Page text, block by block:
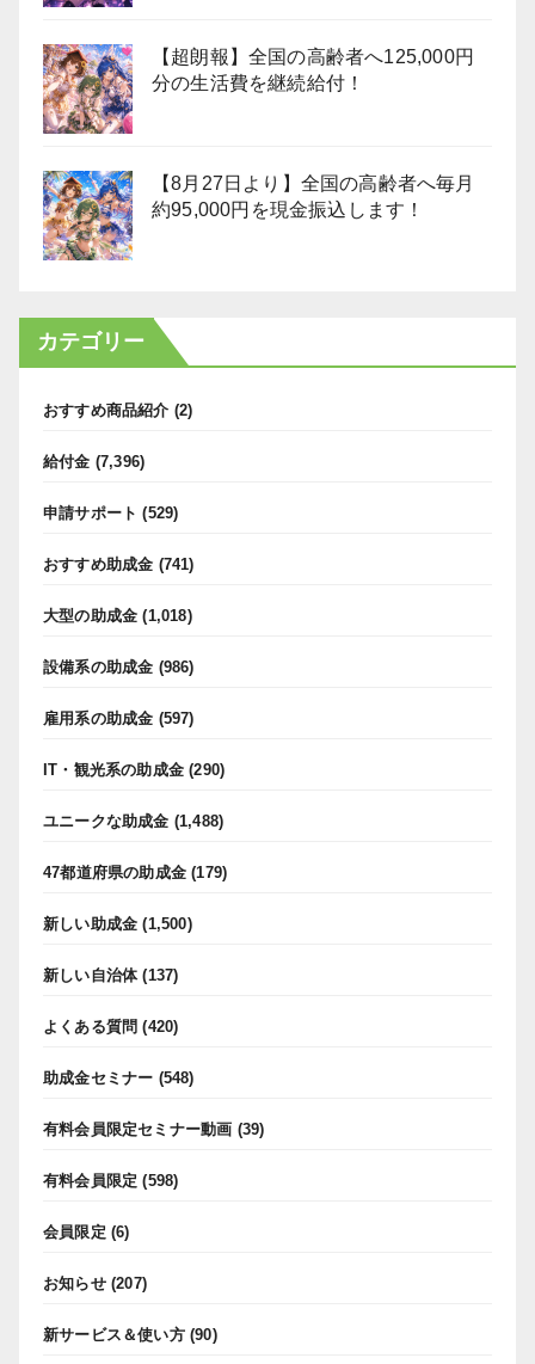
【超朗報】全国の高齢者へ125,000円
分の生活費を継続給付！
【8月27日より】全国の高齢者へ毎月
約95,000円を現金振込します！
カテゴリー
おすすめ商品紹介 (2)
給付金 (7,396)
申請サポート (529)
おすすめ助成金 (741)
大型の助成金 (1,018)
設備系の助成金 (986)
雇用系の助成金 (597)
IT・観光系の助成金 (290)
ユニークな助成金 (1,488)
47都道府県の助成金 (179)
新しい助成金 (1,500)
新しい自治体(137)
よくある質問 (420)
助成金セミナー (548)
有料会員限定セミナー動画 (39)
有料会員限定 (598)
会員限定 (6)
お知らせ(207)
新サービス＆使い方(90)